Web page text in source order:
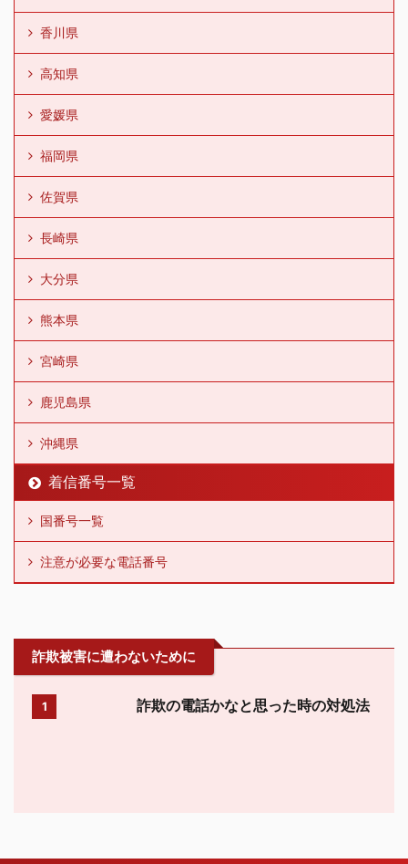
香川県
高知県
愛媛県
福岡県
佐賀県
長崎県
大分県
熊本県
宮崎県
鹿児島県
沖縄県
着信番号一覧
国番号一覧
注意が必要な電話番号
詐欺被害に遭わないために
1 詐欺の電話かなと思った時の対処法